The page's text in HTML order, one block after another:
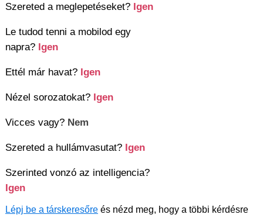
Szereted a meglepetéseket? Igen
Le tudod tenni a mobilod egy
napra? Igen
Ettél már havat? Igen
Nézel sorozatokat? Igen
Vicces vagy? Nem
Szereted a hullámvasutat? Igen
Szerinted vonzó az intelligencia?
Igen
Lépj be a társkeresőre és nézd meg, hogy a többi kérdésre